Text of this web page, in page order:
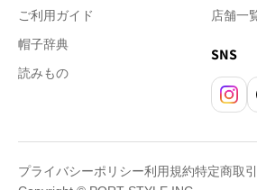
ご利用ガイド
帽子辞典
読みもの
店舗一
SNS
プライバシーポリシー利用規約特定商取